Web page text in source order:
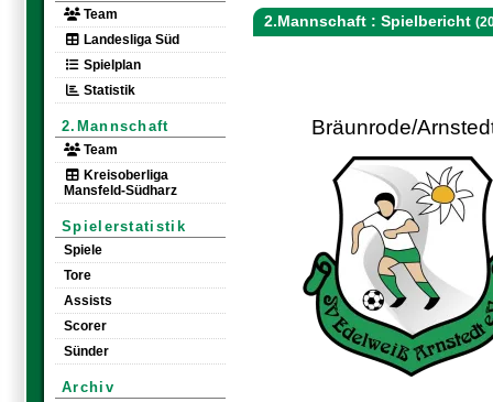
Team
Landesliga Süd
Spielplan
Statistik
2.Mannschaft
Team
Kreisoberliga
Mansfeld-Südharz
Spielerstatistik
Spiele
Tore
Assists
Scorer
Sünder
Archiv
2.Mannschaft : Spielbericht
Bräunrode/